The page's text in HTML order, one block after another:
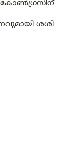
കോൺഗ്രസിന്
ശശി